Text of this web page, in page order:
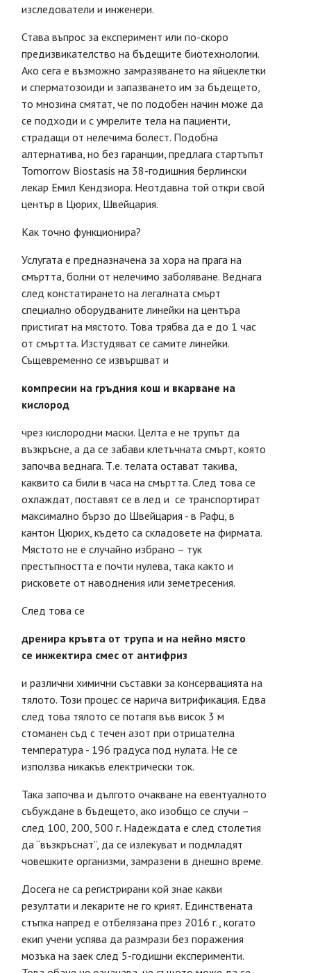
изследователи и инженери.
Става въпрос за експеримент или по-скоро
предизвикателство на бъдещите биотехнологии.
Ако сега е възможно замразяването на яйцеклетки
и сперматозоиди и запазването им за бъдещето,
то мнозина смятат, че по подобен начин може да
се подходи и с умрелите тела на пациенти,
страдащи от нелечима болест. Подобна
алтернатива, но без гаранции, предлага стартъпът
Tomorrow Biostasis на 38-годишния берлински
лекар Емил Кендзиора. Неотдавна той откри свой
център в Цюрих, Швейцария.
Как точно функционира?
Услугата е предназначена за хора на прага на
смъртта, болни от нелечимо заболяване. Веднага
след констатирането на легалната смърт
специално оборудваните линейки на центъра
пристигат на мястото. Това трябва да е до 1 час
от смъртта. Изстудяват се самите линейки.
Същевременно се извършват и
компресии на гръдния кош и вкарване на
кислород
чрез кислородни маски. Целта е не трупът да
възкръсне, а да се забави клетъчната смърт, която
започва веднага. Т.е. телата остават такива,
каквито са били в часа на смъртта. След това се
охлаждат, поставят се в лед и се транспортират
максимално бързо до Швейцария - в Рафц, в
кантон Цюрих, където са складовете на фирмата.
Мястото не е случайно избрано – тук
престъпността е почти нулева, така както и
рисковете от наводнения или земетресения.
След това се
дренира кръвта от трупа и на нейно място
се инжектира смес от антифриз
и различни химични съставки за консервацията на
тялото. Този процес се нарича витрификация. Едва
след това тялото се потапя във висок 3 м
стоманен съд с течен азот при отрицателна
температура - 196 градуса под нулата. Не се
използва никакъв електрически ток.
Така започва и дългото очакване на евентуалното
събуждане в бъдещето, ако изобщо се случи –
след 100, 200, 500 г. Надеждата е след столетия
да “възкръснат”, да се излекуват и подмладят
човешките организми, замразени в днешно време.
Досега не са регистрирани кой знае какви
резултати и лекарите не го крият. Единствената
стъпка напред е отбелязана през 2016 г., когато
екип учени успява да размрази без поражения
мозъка на заек след 5-годишни експерименти.